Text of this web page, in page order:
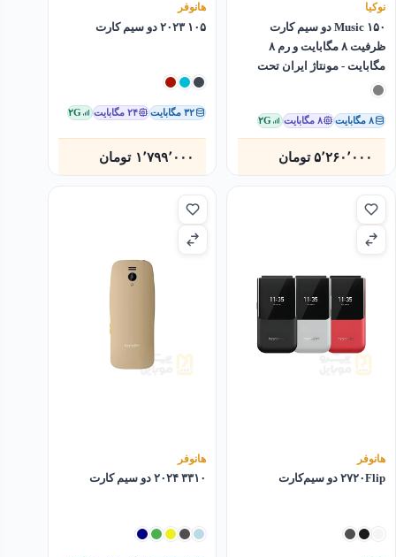
نوکیا
۱۵۰ Music دو سیم کارت
ظرفیت ۸ مگابایت و رم ۸
مگابایت - مونتاژ ایران تحت
لیسانس نوکیا
۸ مگابایت ۸ مگابایت ۲G
۵٬۲۶۰٬۰۰۰ تومان
هانوفر
۱۰۵ ۲۰۲۳ دو سیم کارت
۳۲ مگابایت ۲۴ مگابایت ۲G
۱٬۷۹۹٬۰۰۰ تومان
هانوفر
۲۷۲۰Flip دو سیم‌کارت
هانوفر
۳۳۱۰ ۲۰۲۴ دو سیم کارت